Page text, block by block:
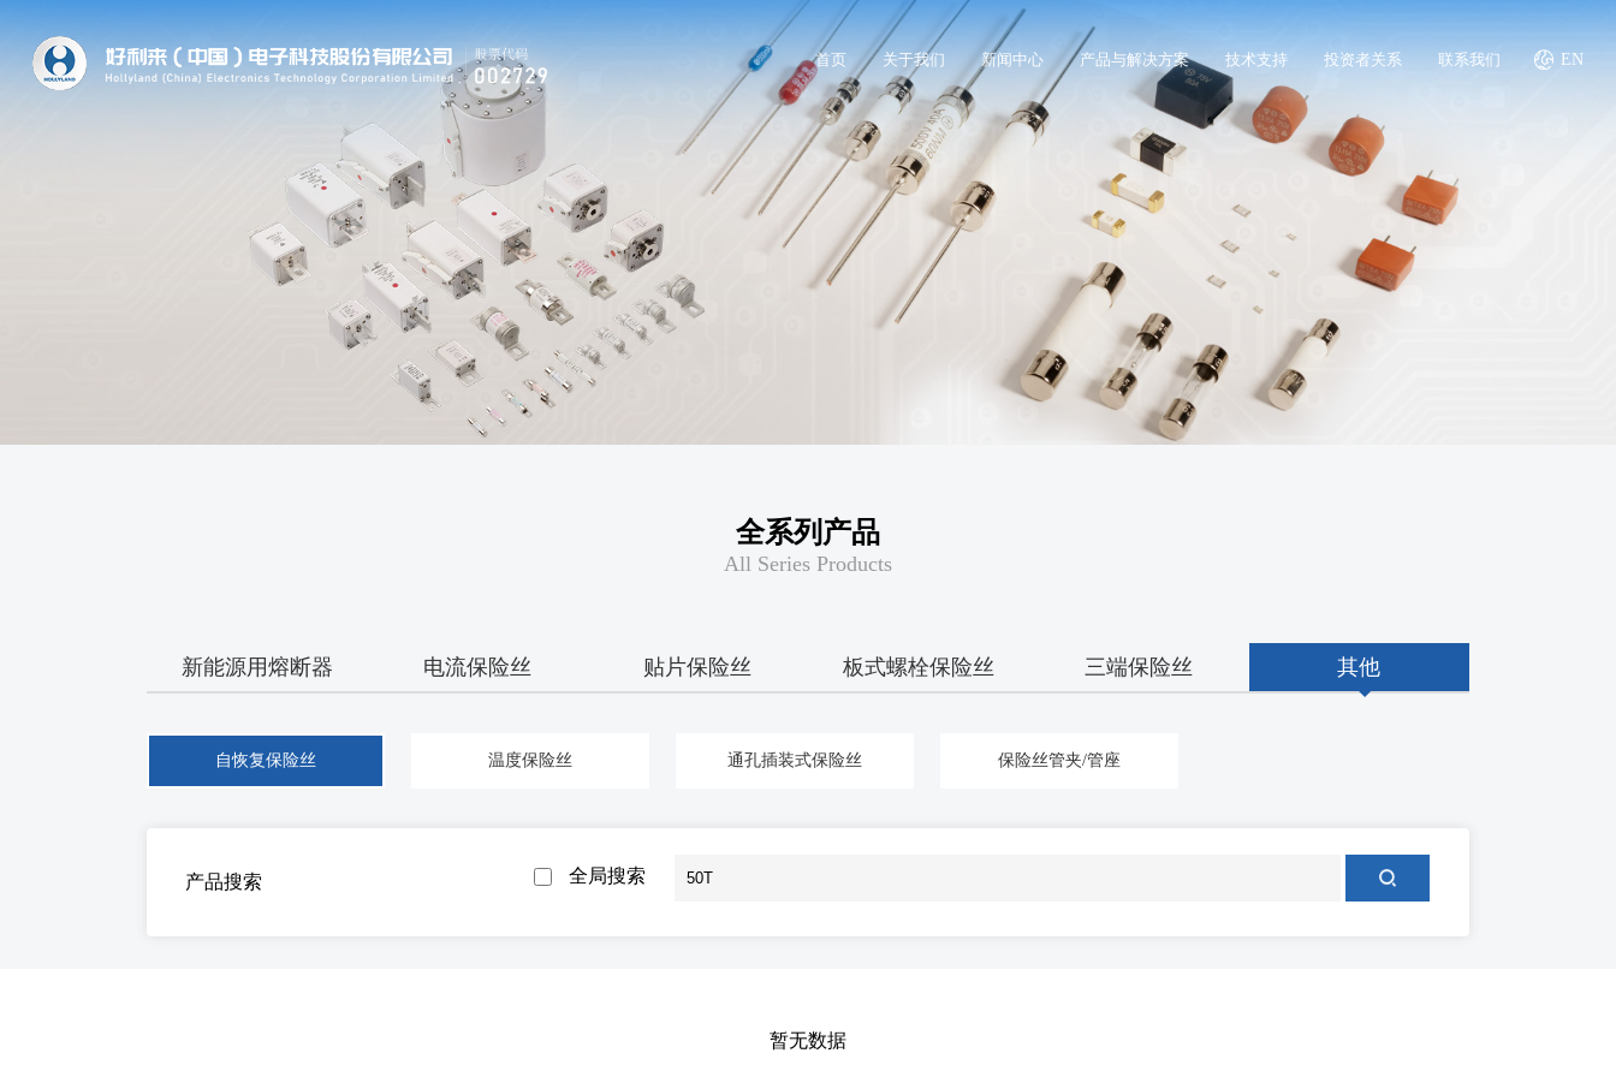
EN
首页 关于我们 新闻中心 产品与解决方案 技术支持 投资者关系 联系我们
全系列产品
All Series Products
新能源用熔断器 电流保险丝 贴片保险丝 板式螺栓保险丝 三端保险丝 其他
自恢复保险丝 温度保险丝 通孔插装式保险丝 保险丝管夹/管座
产品搜索 全局搜索
暂无数据